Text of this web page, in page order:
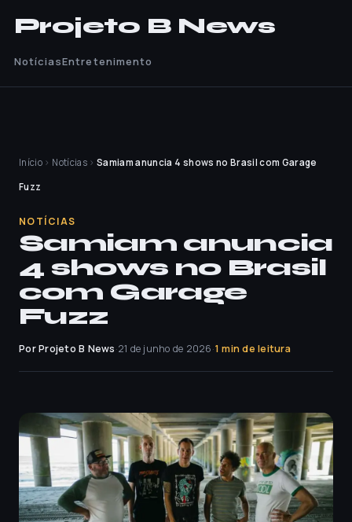
Projeto B News
NotíciasEntretenimento
Início › Notícias › Samiam anuncia 4 shows no Brasil com Garage
Fuzz
NOTÍCIAS
Samiam anuncia
4 shows no Brasil
com Garage
Fuzz
Por Projeto B News·21 de junho de 2026·1 min de leitura